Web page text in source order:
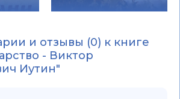
и отзывы (0) к книге
- Виктор
Иутин"